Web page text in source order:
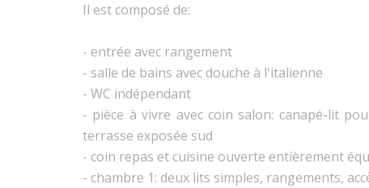
Il est composé de:
- entrée avec rangement
- salle de bains avec douche à l'italienne
- WC indépendant
- pièce à vivre avec coin salon: canapé-lit
terrasse exposée sud
- coin repas et cuisine ouverte entièrement
- chambre 1: deux lits simples, rangements,